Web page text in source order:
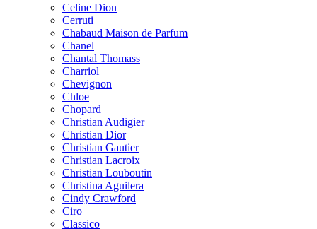
Celine Dion
Cerruti
Chabaud Maison de Parfum
Chanel
Chantal Thomass
Charriol
Chevignon
Chloe
Chopard
Christian Audigier
Christian Dior
Christian Gautier
Christian Lacroix
Christian Louboutin
Christina Aguilera
Cindy Crawford
Ciro
Classico